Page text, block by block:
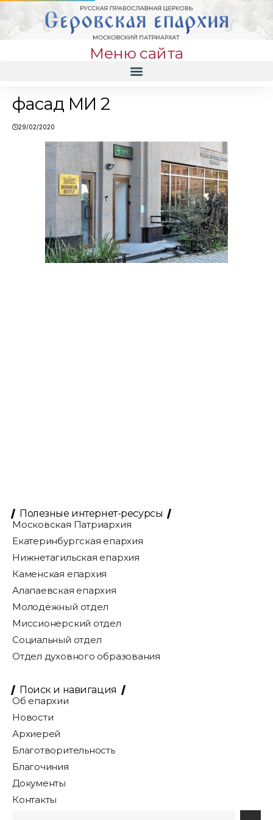
Меню сайта
фасад МИ 2
29/02/2020
Полезные интернет-ресурсы
Московская Патриархия
Екатеринбургская епархия
Нижнетагильская епархия
Каменская епархия
Алапаевская епархия
Молодёжный отдел
Миссионерский отдел
Социальный отдел
Отдел духовного образования
Поиск и навигация
Об епархии
Новости
Архиерей
Благотворительность
Благочиния
Документы
Контакты